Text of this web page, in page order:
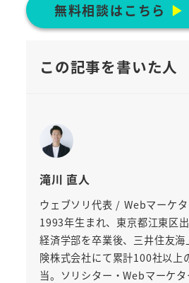
無料相談はこちら ▶︎
この記事を書いた人
滝川 直人
ウェブソリ代表 / Webマーケ
1993年生まれ、東京都江東区
経済学部を卒業後、三井住友
険株式会社にて累計100社以上
当。ソリシター・Webマーケ